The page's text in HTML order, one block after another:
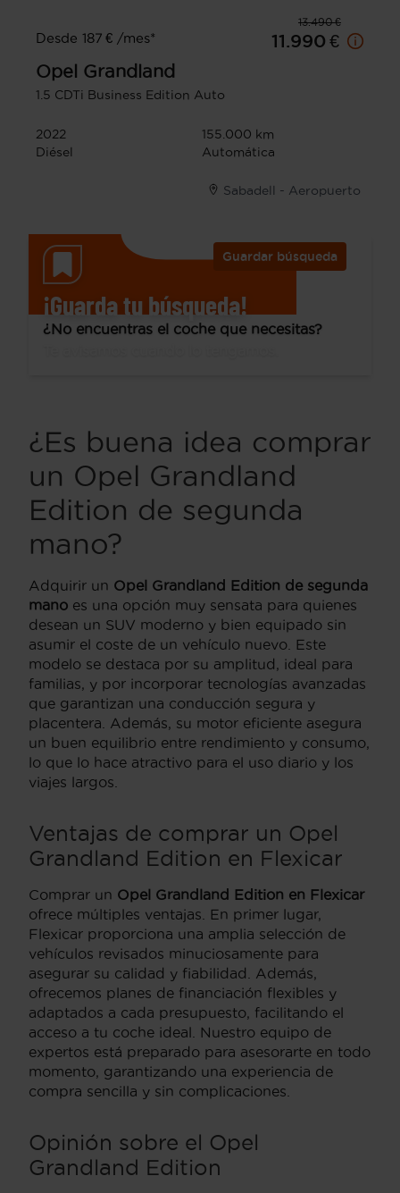
13.490 €
Desde 187 € /mes*
11.990 €
Opel Grandland
1.5 CDTi Business Edition Auto
2022
155.000 km
Diésel
Automática
Sabadell - Aeropuerto
Guardar búsqueda
¡Guarda tu búsqueda!
¿No encuentras el coche que necesitas?
¿Es buena idea comprar
un Opel Grandland
Edition de segunda
mano?
Adquirir un Opel Grandland Edition de segunda
mano es una opción muy sensata para quienes
desean un SUV moderno y bien equipado sin
asumir el coste de un vehículo nuevo. Este
modelo se destaca por su amplitud, ideal para
familias, y por incorporar tecnologías avanzadas
que garantizan una conducción segura y
placentera. Además, su motor eficiente asegura
un buen equilibrio entre rendimiento y consumo,
lo que lo hace atractivo para el uso diario y los
viajes largos.
Ventajas de comprar un Opel
Grandland Edition en Flexicar
Comprar un Opel Grandland Edition en Flexicar
ofrece múltiples ventajas. En primer lugar,
Flexicar proporciona una amplia selección de
vehículos revisados minuciosamente para
asegurar su calidad y fiabilidad. Además,
ofrecemos planes de financiación flexibles y
adaptados a cada presupuesto, facilitando el
acceso a tu coche ideal. Nuestro equipo de
expertos está preparado para asesorarte en todo
momento, garantizando una experiencia de
compra sencilla y sin complicaciones.
Opinión sobre el Opel
Grandland Edition